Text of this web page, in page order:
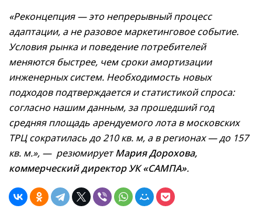
«Реконцепция — это непрерывный процесс
адаптации, а не разовое маркетинговое событие.
Условия рынка и поведение потребителей
меняются быстрее, чем сроки амортизации
инженерных систем. Необходимость новых
подходов подтверждается и статистикой спроса:
согласно нашим данным, за прошедший год
средняя площадь арендуемого лота в московских
ТРЦ сократилась до 210 кв. м, а в регионах — до 157
кв. м.», — резюмирует Мария Дорохова,
коммерческий директор УК «САМПА».